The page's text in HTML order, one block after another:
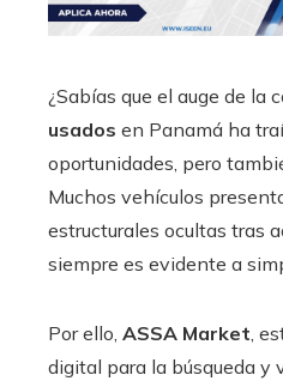
¿Sabías que el auge de la
usados en Panamá ha
oportunidades, pero
Muchos vehículos
estructurales ocultas tras
siempre es evidente a
Por ello, ASSA Market,
digital para la búsqueda y